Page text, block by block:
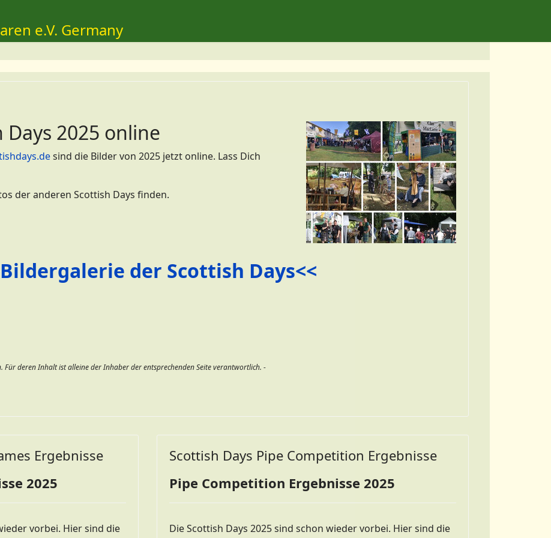
e.V. Germany
2025 online
sind die Bilder von 2025 jetzt online. Lass Dich
der anderen Scottish Days finden.
der Scottish Days<<
Für deren Inhalt ist alleine der Inhaber der entsprechenden Seite verantwortlich. -
Ergebnisse
2025
vorbei. Hier sind die
Scottish Days Pipe Competition Ergebnisse
Pipe Competition Ergebnisse 2025
Die Scottish Days 2025 sind schon wieder vorbei. Hier sind die